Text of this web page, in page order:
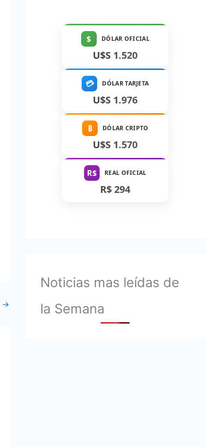
→
$ DÓLAR OFICIAL
U$S 1.520
💳 DÓLAR TARJETA
U$S 1.976
₿ DÓLAR CRIPTO
U$S 1.570
R$ REAL OFICIAL
R$ 294
Noticias mas leídas de
la Semana